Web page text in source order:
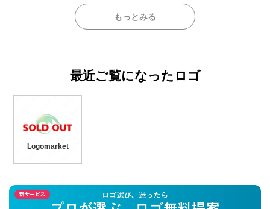
もっとみる
最近ご覧になったロゴ
Logomarket